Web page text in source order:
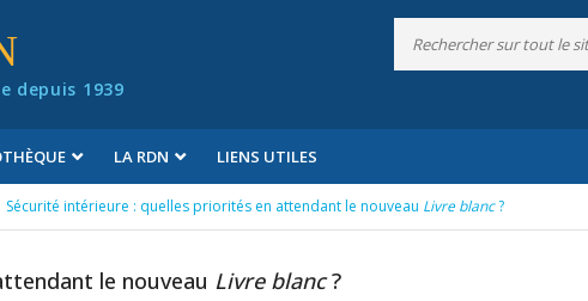
depuis 1939
LA RDN LIENS UTILES
Sécurité intérieure : quelles priorités en attendant le nouveau Livre blanc?
le nouveau Livre blanc?